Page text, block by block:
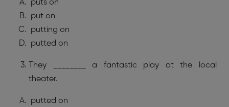
puts on
put on
putting on
putted on
They ________ a fantastic play at the local
theater.
putted on